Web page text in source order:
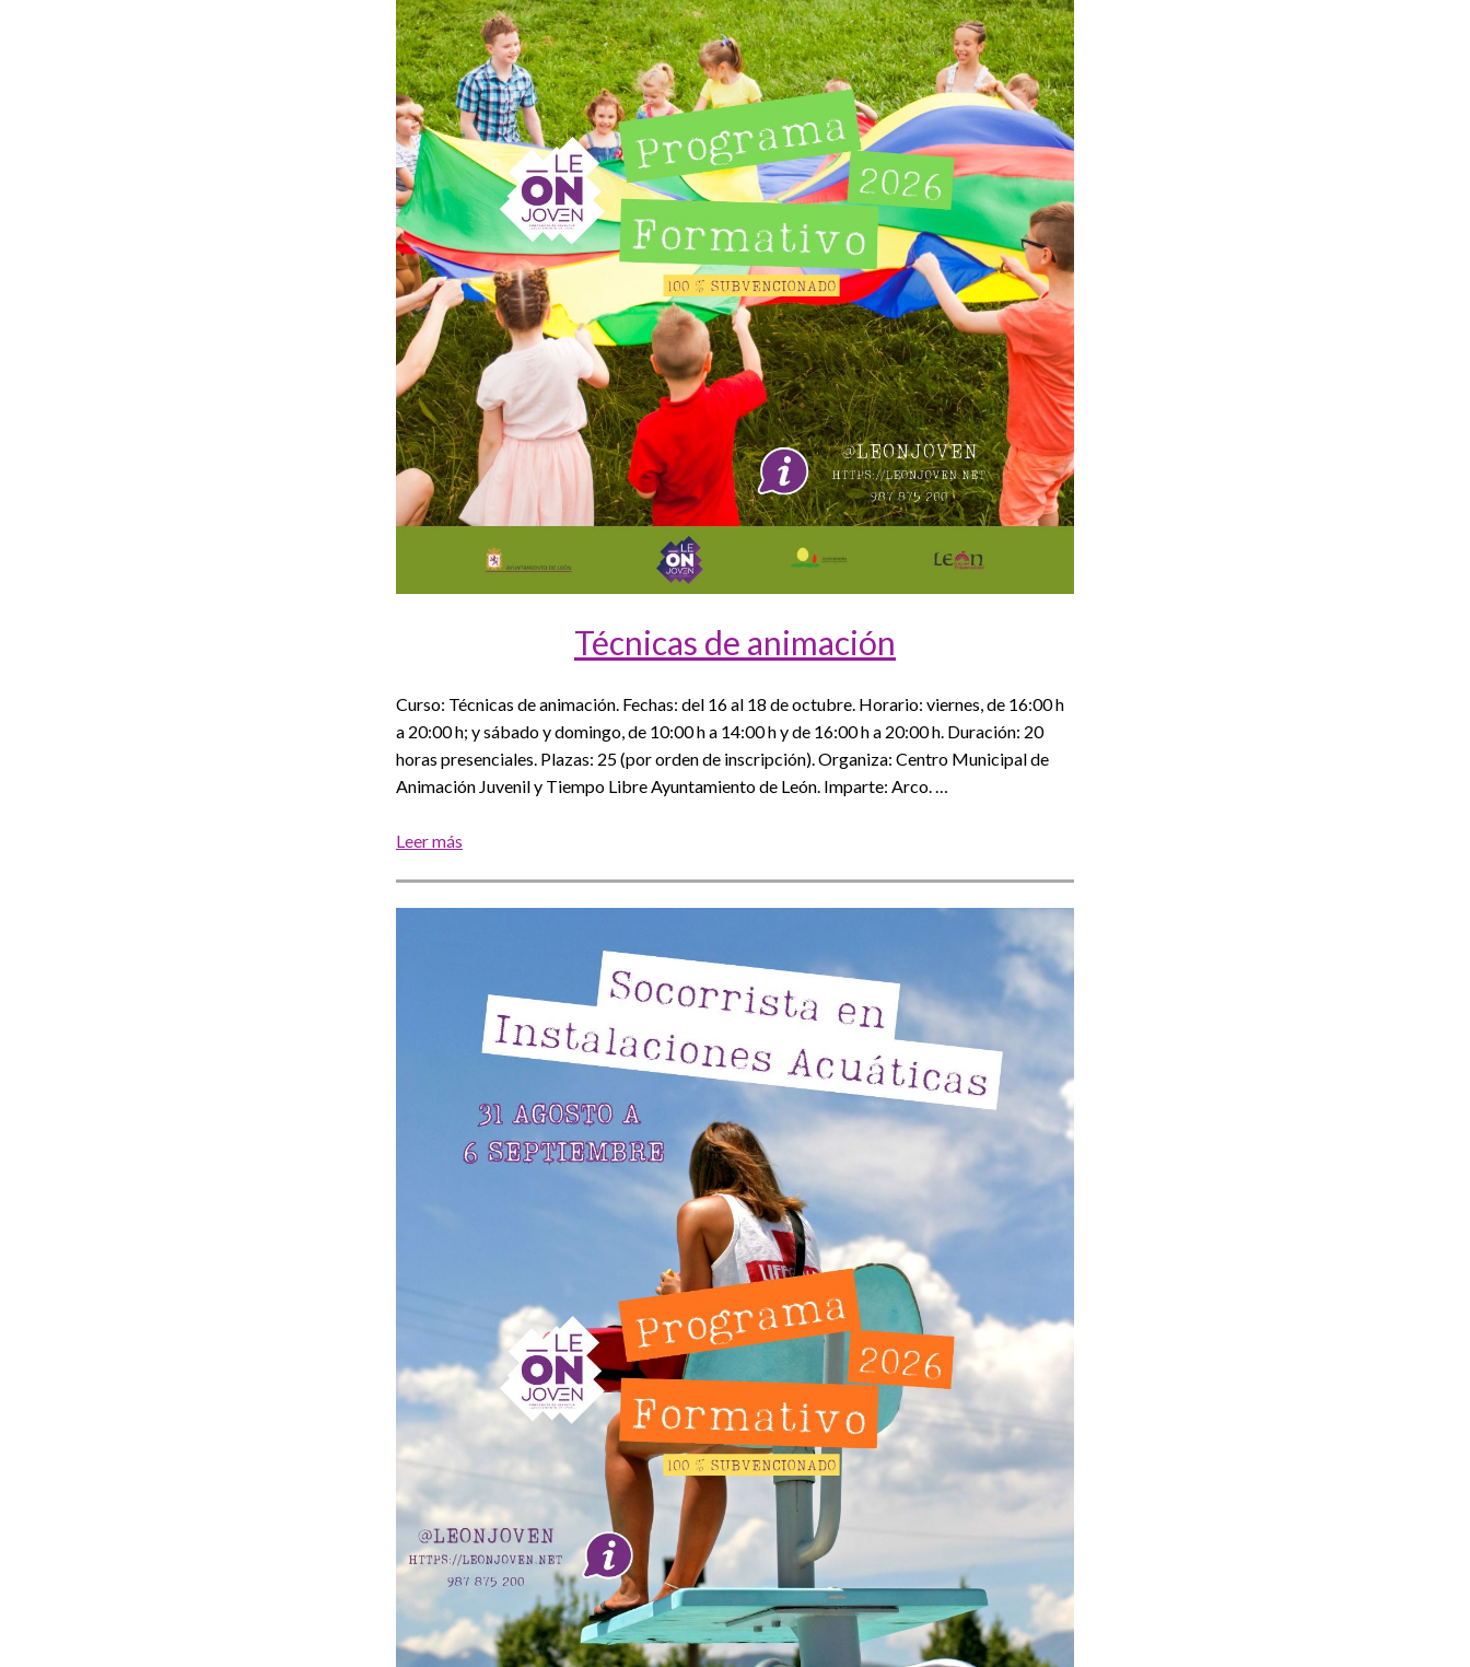
Técnicas de animación
Curso: Técnicas de animación. Fechas: del 16 al 18 de octubre. Horario: viernes, de 16:00 h
a 20:00 h; y sábado y domingo, de 10:00 h a 14:00 h y de 16:00 h a 20:00 h. Duración: 20
horas presenciales. Plazas: 25 (por orden de inscripción). Organiza: Centro Municipal de
Animación Juvenil y Tiempo Libre Ayuntamiento de León. Imparte: Arco. …
Leer más